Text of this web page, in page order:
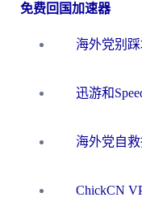
免费回国加速器